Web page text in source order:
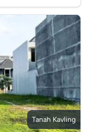
Tanah Kavling